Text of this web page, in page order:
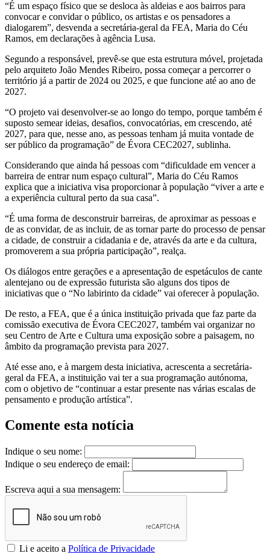
“É um espaço físico que se desloca às aldeias e aos bairros para
convocar e convidar o público, os artistas e os pensadores a
dialogarem”, desvenda a secretária-geral da FEA, Maria do Céu
Ramos, em declarações à agência Lusa.
Segundo a responsável, prevê-se que esta estrutura móvel, projetada
pelo arquiteto João Mendes Ribeiro, possa começar a percorrer o
território já a partir de 2024 ou 2025, e que funcione até ao ano de
2027.
“O projeto vai desenvolver-se ao longo do tempo, porque também é
suposto semear ideias, desafios, convocatórias, em crescendo, até
2027, para que, nesse ano, as pessoas tenham já muita vontade de
ser público da programação” de Évora CEC2027, sublinha.
Considerando que ainda há pessoas com “dificuldade em vencer a
barreira de entrar num espaço cultural”, Maria do Céu Ramos
explica que a iniciativa visa proporcionar à população “viver a arte e
a experiência cultural perto da sua casa”.
“É uma forma de desconstruir barreiras, de aproximar as pessoas e
de as convidar, de as incluir, de as tornar parte do processo de pensar
a cidade, de construir a cidadania e de, através da arte e da cultura,
promoverem a sua própria participação”, realça.
Os diálogos entre gerações e a apresentação de espetáculos de cante
alentejano ou de expressão futurista são alguns dos tipos de
iniciativas que o “No labirinto da cidade” vai oferecer à população.
De resto, a FEA, que é a única instituição privada que faz parte da
comissão executiva de Évora CEC2027, também vai organizar no
seu Centro de Arte e Cultura uma exposição sobre a paisagem, no
âmbito da programação prevista para 2027.
Até esse ano, e à margem desta iniciativa, acrescenta a secretária-
geral da FEA, a instituição vai ter a sua programação autónoma,
com o objetivo de “continuar a estar presente nas várias escalas de
pensamento e produção artística”.
Comente esta notícia
Indique o seu nome:
Indique o seu endereço de email:
Escreva aqui a sua mensagem:
Li e aceito a Política de Privacidade